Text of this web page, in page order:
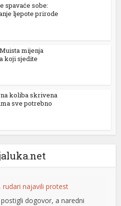
spavaće sobe:
ljepote prirode
mijenja
koji sjedite
koliba skrivena
sve potrebno
rudari najavili protest
dogovor, a naredni